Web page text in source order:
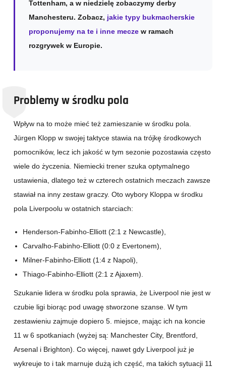
Tottenham, a w niedzielę zobaczymy derby
Manchesteru. Zobacz, jakie typy bukmacherskie
proponujemy na te i inne mecze w ramach
rozgrywek w Europie.
Problemy w środku pola
Wpływ na to może mieć też zamieszanie w środku pola.
Jürgen Klopp w swojej taktyce stawia na trójkę środkowych
pomocników, lecz ich jakość w tym sezonie pozostawia często
wiele do życzenia. Niemiecki trener szuka optymalnego
ustawienia, dlatego też w czterech ostatnich meczach zawsze
stawiał na inny zestaw graczy. Oto wybory Kloppa w środku
pola Liverpoolu w ostatnich starciach:
Henderson-Fabinho-Elliott (2:1 z Newcastle),
Carvalho-Fabinho-Elliott (0:0 z Evertonem),
Milner-Fabinho-Elliott (1:4 z Napoli),
Thiago-Fabinho-Elliott (2:1 z Ajaxem).
Szukanie lidera w środku pola sprawia, że Liverpool nie jest w
czubie ligi biorąc pod uwagę stworzone szanse. W tym
zestawieniu zajmuje dopiero 5. miejsce, mając ich na koncie
11 w 6 spotkaniach (wyżej są: Manchester City, Brentford,
Arsenal i Brighton). Co więcej, nawet gdy Liverpool już je
wykreuje to i tak marnuje dużą ich część, ma takich sytuacji 11